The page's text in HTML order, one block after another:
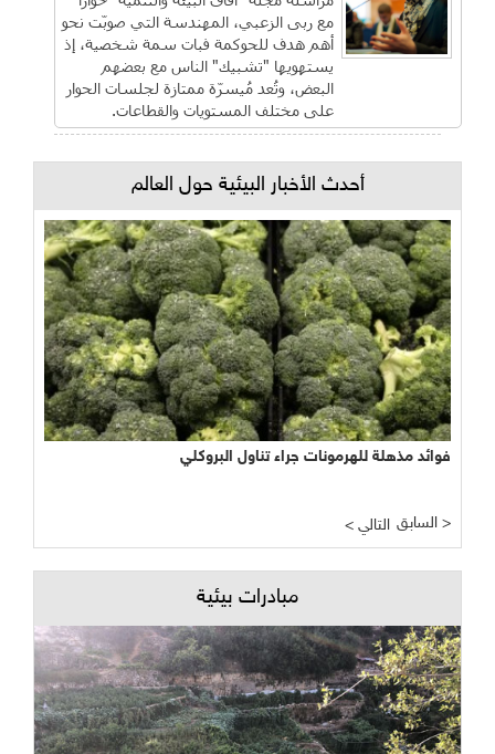
مع ربى الزعبي، المهندسة التي صوبّت نحو
أهم هدف للحوكمة فبات سمة شخصية، إذ
يستهويها "تشبيك" الناس مع بعضهم
البعض، وتُعد مُيسرّة ممتازة لجلسات الحوار
على مختلف المستويات والقطاعات.
أحدث الأخبار البيئية حول العالم
فوائد مذهلة للهرمونات جراء تناول البروكلي
< التالي السابق >
مبادرات بيئية